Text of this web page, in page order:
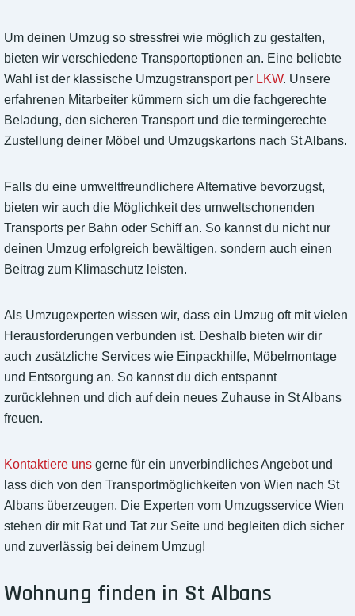
Um deinen Umzug so stressfrei wie möglich zu gestalten,
bieten wir verschiedene Transportoptionen an. Eine beliebte
Wahl ist der klassische Umzugstransport per LKW. Unsere
erfahrenen Mitarbeiter kümmern sich um die fachgerechte
Beladung, den sicheren Transport und die termingerechte
Zustellung deiner Möbel und Umzugskartons nach St Albans.
Falls du eine umweltfreundlichere Alternative bevorzugst,
bieten wir auch die Möglichkeit des umweltschonenden
Transports per Bahn oder Schiff an. So kannst du nicht nur
deinen Umzug erfolgreich bewältigen, sondern auch einen
Beitrag zum Klimaschutz leisten.
Als Umzugexperten wissen wir, dass ein Umzug oft mit vielen
Herausforderungen verbunden ist. Deshalb bieten wir dir
auch zusätzliche Services wie Einpackhilfe, Möbelmontage
und Entsorgung an. So kannst du dich entspannt
zurücklehnen und dich auf dein neues Zuhause in St Albans
freuen.
Kontaktiere uns gerne für ein unverbindliches Angebot und
lass dich von den Transportmöglichkeiten von Wien nach St
Albans überzeugen. Die Experten vom Umzugsservice Wien
stehen dir mit Rat und Tat zur Seite und begleiten dich sicher
und zuverlässig bei deinem Umzug!
Wohnung finden in St Albans